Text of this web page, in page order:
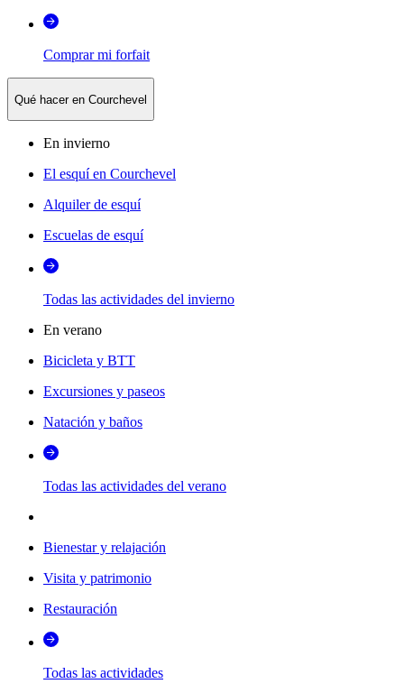
Comprar mi forfait
Qué hacer en Courchevel
En invierno
El esquí en Courchevel
Alquiler de esquí
Escuelas de esquí
Todas las actividades del invierno
En verano
Bicicleta y BTT
Excursiones y paseos
Natación y baños
Todas las actividades del verano
Bienestar y relajación
Visita y patrimonio
Restauración
Todas las actividades